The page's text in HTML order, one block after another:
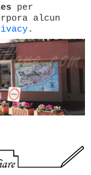
per
alcun
.